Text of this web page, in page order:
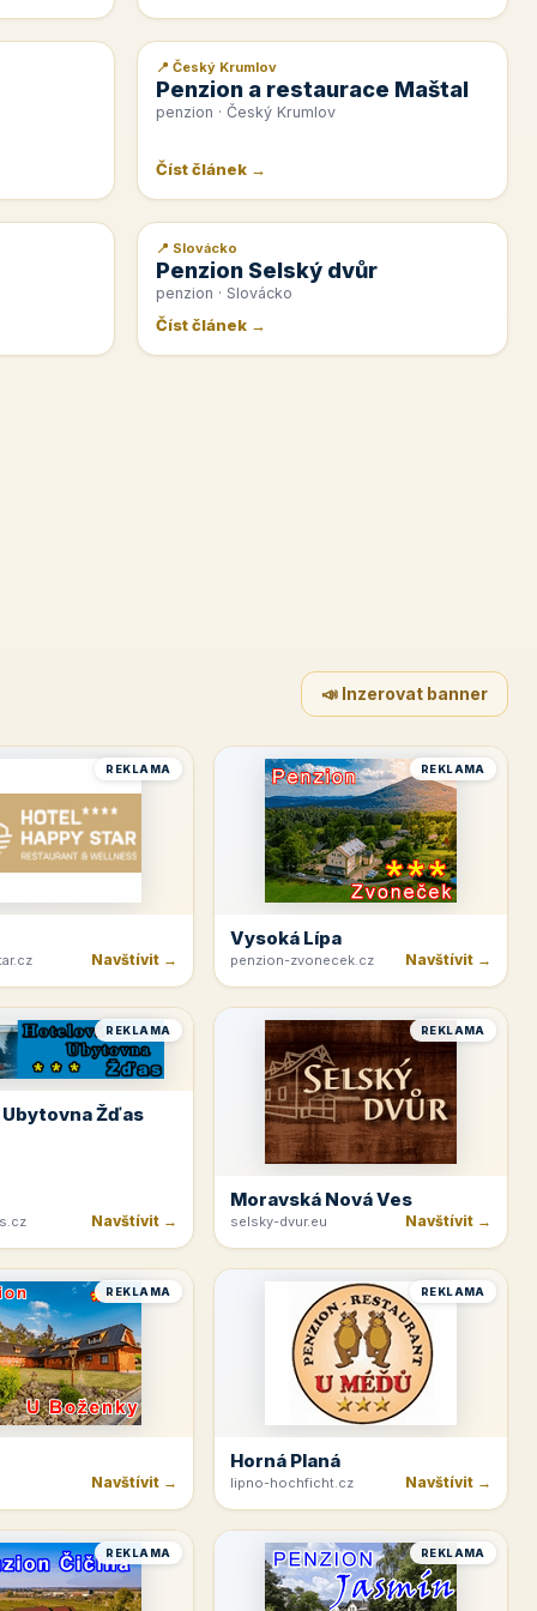
📰 PR článek
📍 Český Krumlov
Penzion a restaurace Maštal
penzion · Český Krumlov
Číst článek →
📰 PR článek
📍 Slovácko
Penzion Selský dvůr
penzion · Slovácko
Číst článek →
📣 Inzerovat banner
REKLAMA
Navštívit →
REKLAMA
Vysoká Lípa
penzion-zvonecek.cz Navštívit →
REKLAMA
Žďas
Navštívit →
REKLAMA
Moravská Nová Ves
selsky-dvur.eu Navštívit →
REKLAMA
Navštívit →
REKLAMA
Horná Planá
lipno-hochficht.cz Navštívit →
REKLAMA REKLAMA